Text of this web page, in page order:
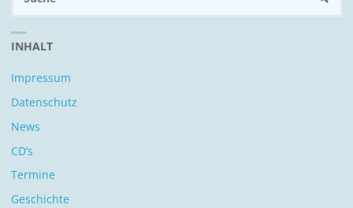
INHALT
Impressum
Datenschutz
News
CD’s
Termine
Geschichte